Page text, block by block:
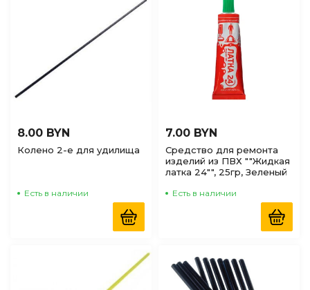
8.00 BYN
Колено 2-е для удилища
Есть в наличии
7.00 BYN
Средство для ремонта
изделий из ПВХ ""Жидкая
латка 24"", 25гр, Зеленый
Есть в наличии